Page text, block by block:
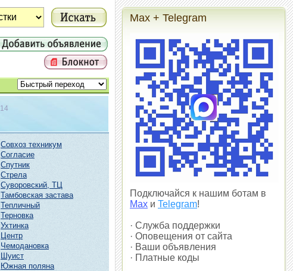
14
Совхоз техникум
Согласие
Спутник
Стрела
Суворовский, ТЦ
Тамбовская застава
Тепличный
Терновка
Ухтинка
Центр
Чемодановка
Шуист
Южная поляна
Max + Telegram
Подключайся к нашим ботам в
Max и Telegram!
· Служба поддержки
· Оповещения от сайта
· Ваши объявления
· Платные коды